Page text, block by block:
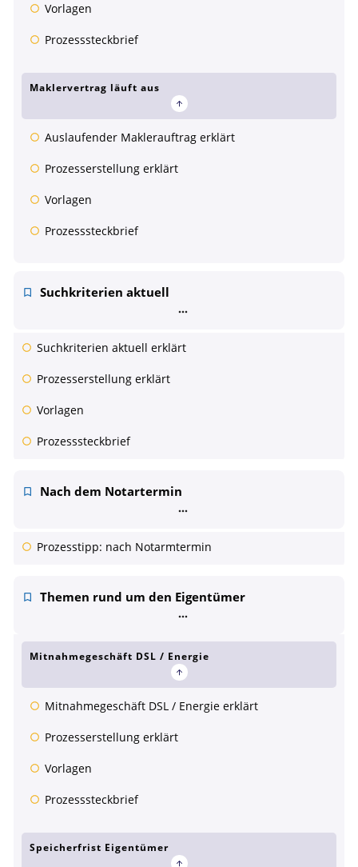
Vorlagen
Prozesssteckbrief
Maklervertrag läuft aus
Auslaufender Maklerauftrag erklärt
Prozesserstellung erklärt
Vorlagen
Prozesssteckbrief
Suchkriterien aktuell
Suchkriterien aktuell erklärt
Prozesserstellung erklärt
Vorlagen
Prozesssteckbrief
Nach dem Notartermin
Prozesstipp: nach Notarmtermin
Themen rund um den Eigentümer
Mitnahmegeschäft DSL / Energie
Mitnahmegeschäft DSL / Energie erklärt
Prozesserstellung erklärt
Vorlagen
Prozesssteckbrief
Speicherfrist Eigentümer